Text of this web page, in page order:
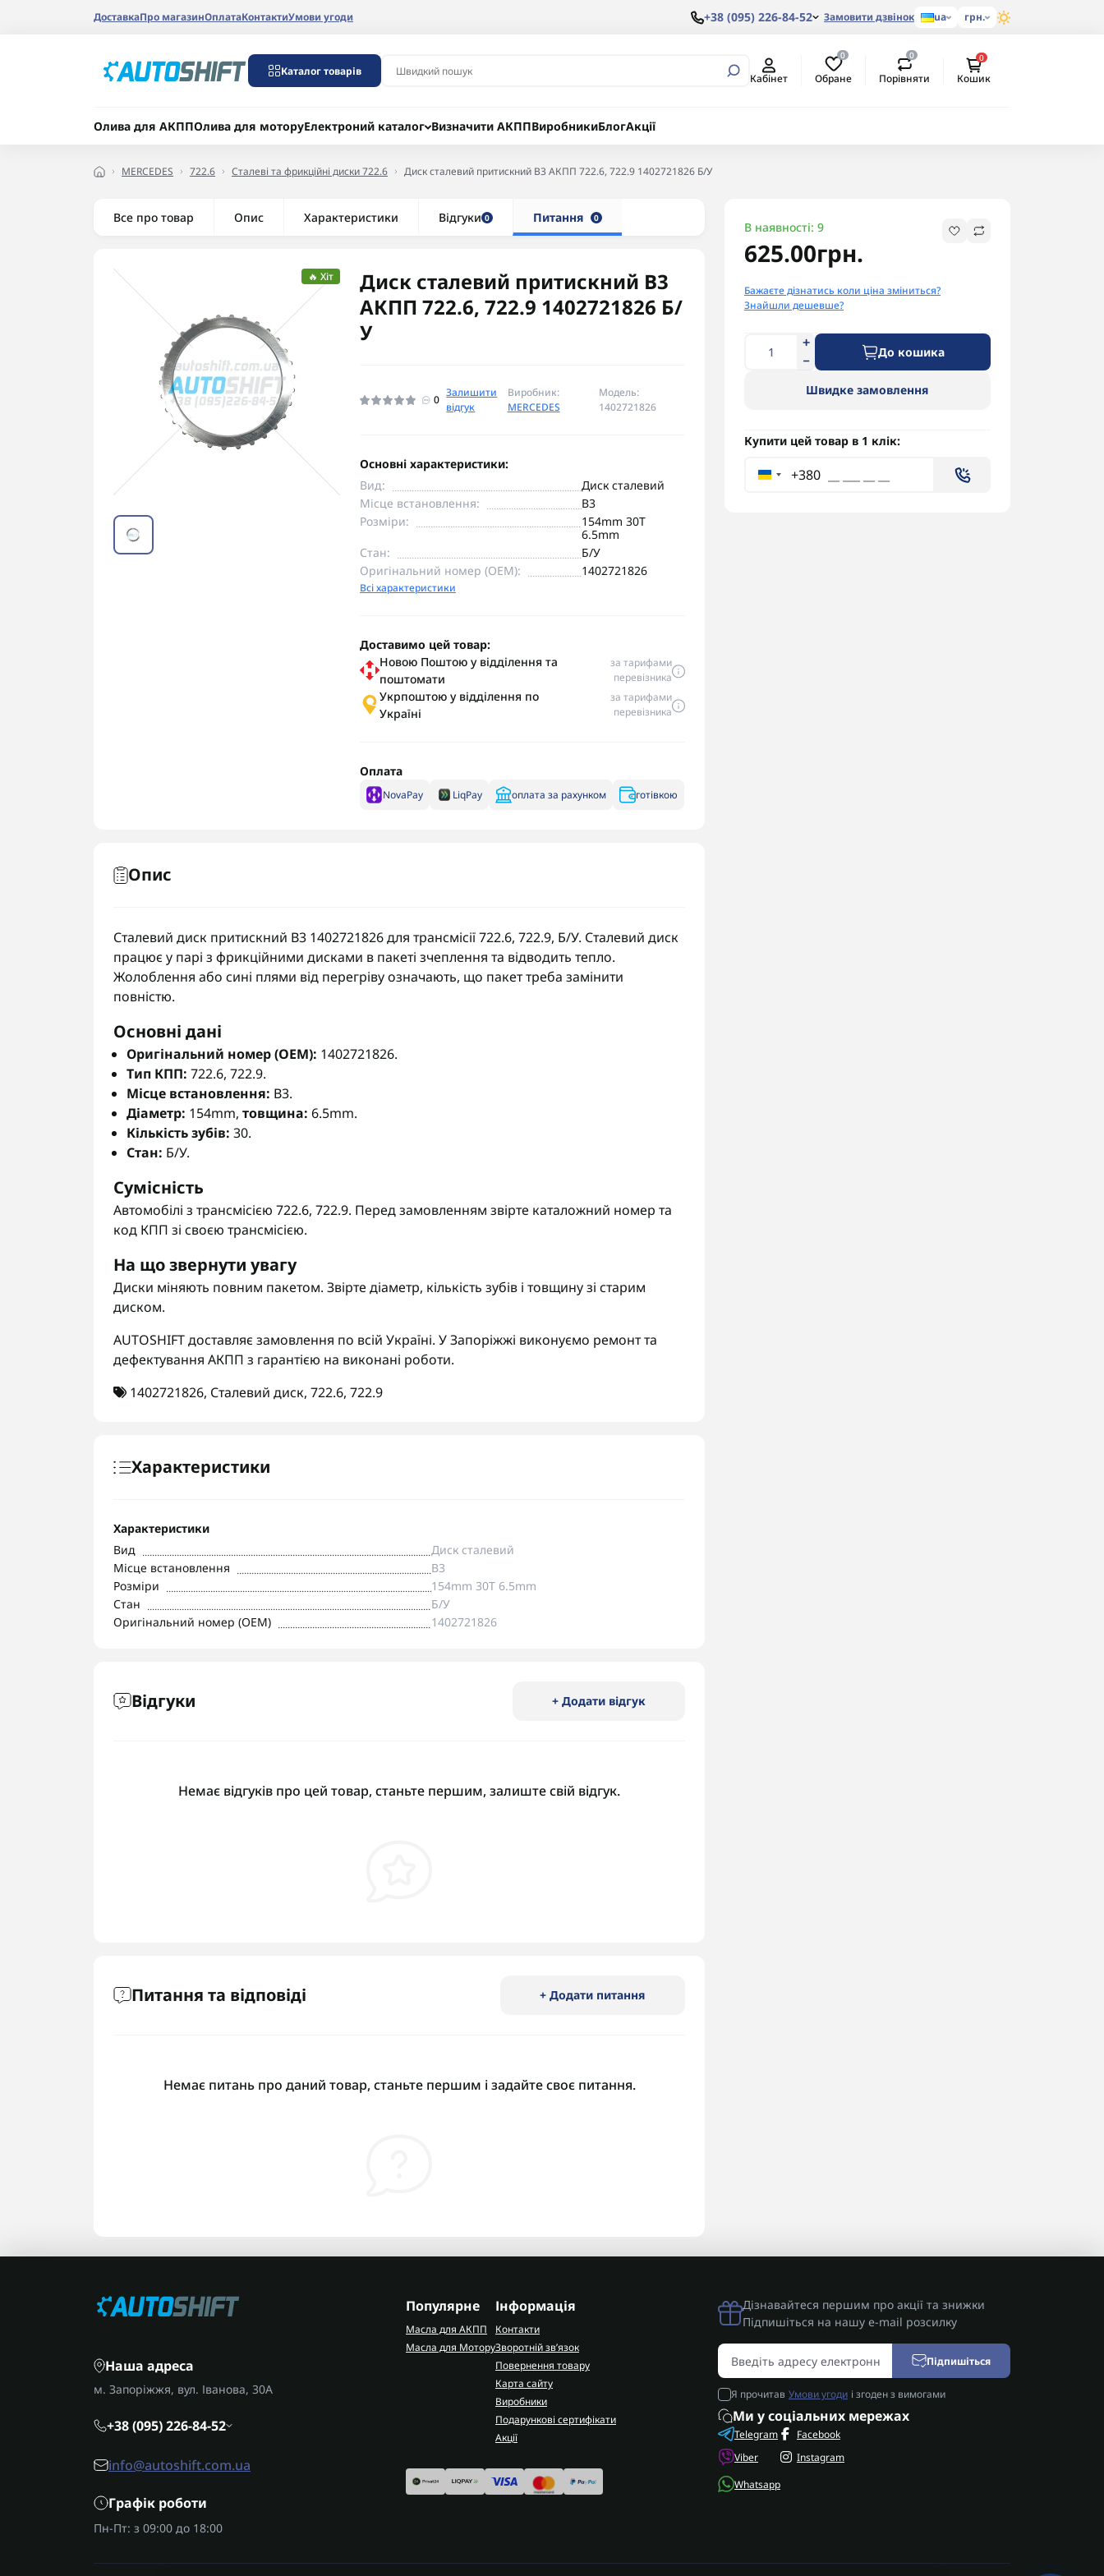
ДоставкаПро магазинОплатаКонтактиУмови угоди +38 (095) 226-84-52 Замовити дзвінок ua грн.
Каталог товарів
Кабінет
0
Обране
0
Порівняти
0
Кошик
Олива для АКППОлива для моторуЕлектроний каталог Визначити АКППВиробникиБлогАкції
MERCEDES 722.6 Сталеві та фрикційні диски 722.6 Диск сталевий притискний B3 АКПП 722.6, 722.9 1402721826 Б/У
Все про товар Опис Характеристики Відгуки 0 Питання 0
🔥 Хіт
Диск сталевий притискний B3
АКПП 722.6, 722.9 1402721826 Б/
У
0
Залишити
відгук
Виробник:
MERCEDES
Модель:
1402721826
В наявності: 9
625.00грн.
Бажаєте дізнатись коли ціна зміниться?
Знайшли дешевше?
До кошика
Швидке замовлення
Купити цей товар в 1 клік:
+380
Основні характеристики:
Вид:
Диск сталевий
Місце встановлення:
B3
Розміри:
154mm 30T
6.5mm
Стан:
Б/У
Оригінальний номер (OEM):
1402721826
Всі характеристики
Доставимо цей товар:
Новою Поштою у відділення та
поштомати
за тарифами
перевізника
Укрпоштою у відділення по
Україні
за тарифами
перевізника
Оплата
NovaPay LiqPay оплата за рахунком готівкою
Опис
Сталевий диск притискний B3 1402721826 для трансмісії 722.6, 722.9, Б/У. Сталевий диск
працює у парі з фрикційними дисками в пакеті зчеплення та відводить тепло.
Жолоблення або сині плями від перегріву означають, що пакет треба замінити
повністю.
Основні дані
Оригінальний номер (OEM): 1402721826.
Тип КПП: 722.6, 722.9.
Місце встановлення: B3.
Діаметр: 154mm, товщина: 6.5mm.
Кількість зубів: 30.
Стан: Б/У.
Сумісність
Автомобілі з трансмісією 722.6, 722.9. Перед замовленням звірте каталожний номер та
код КПП зі своєю трансмісією.
На що звернути увагу
Диски міняють повним пакетом. Звірте діаметр, кількість зубів і товщину зі старим
диском.
AUTOSHIFT доставляє замовлення по всій Україні. У Запоріжжі виконуємо ремонт та
дефектування АКПП з гарантією на виконані роботи.
1402721826, Сталевий диск, 722.6, 722.9
Характеристики
Характеристики
Вид
Диск сталевий
Місце встановлення
B3
Розміри
154mm 30T 6.5mm
Стан
Б/У
Оригінальний номер (OEM)
1402721826
Відгуки + Додати відгук
Немає відгуків про цей товар, станьте першим, залиште свій відгук.
Питання та відповіді + Додати питання
Немає питань про даний товар, станьте першим і задайте своє питання.
Наша адреса
м. Запоріжжя, вул. Іванова, 30А
+38 (095) 226-84-52
info@autoshift.com.ua
Графік роботи
Пн-Пт: з 09:00 до 18:00
Популярне
Масла для АКПП
Масла для Мотору
Інформація
Контакти
Зворотній зв’язок
Повернення товару
Карта сайту
Виробники
Подарункові сертифікати
Акції
Ми у соціальних мережах
Telegram
Viber
Whatsapp
Facebook
Instagram
Дізнавайтеся першим про акції та знижки
Підпишіться на нашу e-mail розсилку
Підпишіться
Я прочитав Умови угоди і згоден з вимогами